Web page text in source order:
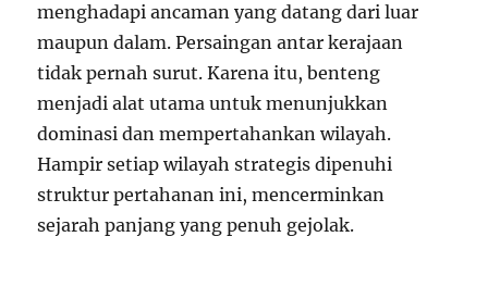
menghadapi ancaman yang datang dari luar
maupun dalam. Persaingan antar kerajaan
tidak pernah surut. Karena itu, benteng
menjadi alat utama untuk menunjukkan
dominasi dan mempertahankan wilayah.
Hampir setiap wilayah strategis dipenuhi
struktur pertahanan ini, mencerminkan
sejarah panjang yang penuh gejolak.